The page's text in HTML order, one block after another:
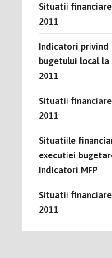
Situatii
2011
Indicatori privind
bugetului local la
2011
Situatii
2011
Situatiile
executiei
Indicatori MFP
Situatii
2011